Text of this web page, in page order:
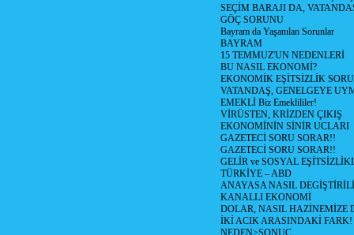
SEÇİM BARAJI DA,
GÖÇ SORUNU
Bayram da Yaşanılan Sorunlar
BAYRAM
15 TEMMUZ'UN NEDENLERİ
BU NASIL EKONOMİ?
EKONOMİK EŞİTSİZLİK
VATANDAŞ, GENELGEYE
EMEKLİ Biz Emeklililer!
VİRÜSTEN, KRİZDEN ÇIKIŞ
EKONOMİNİN SİNİR UCLARI
GAZETECİ SORU SORAR!!
GAZETECİ SORU SORAR!!
GELİR ve SOSYAL
TÜRKİYE – ABD
ANAYASA NASIL
KANALLI EKONOMİ
DOLAR, NASIL HAZİNEMİZE
İKİ ACIK ARASINDAKİ FARK!
NEDEN>SONUÇ